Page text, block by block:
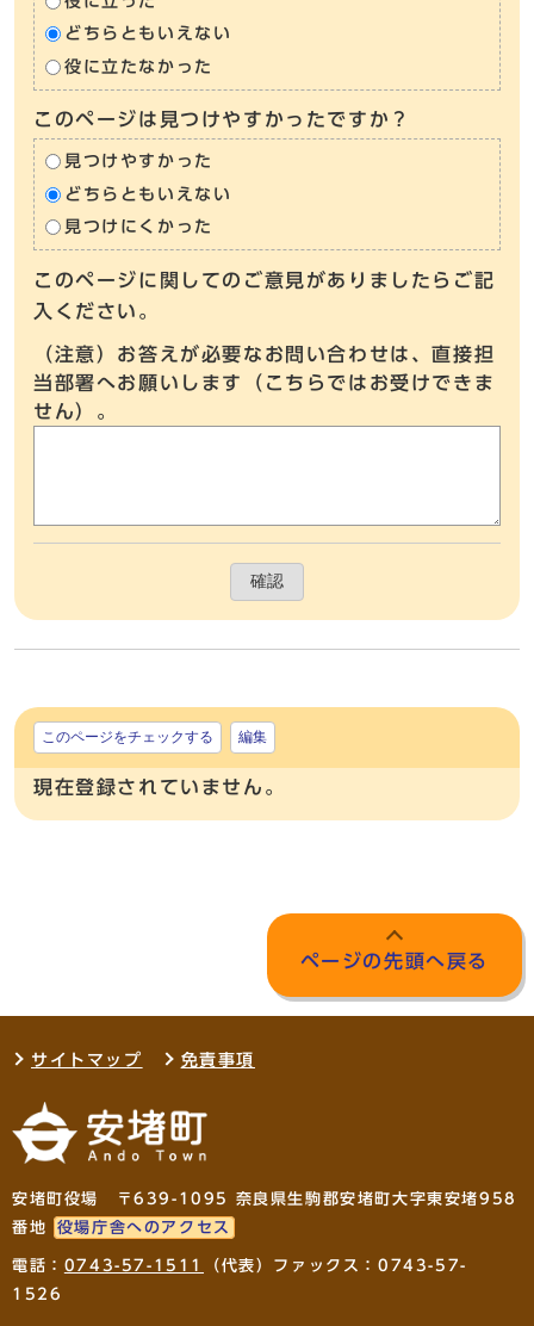
どちらともいえない
役に立たなかった
このページは見つけやすかったですか？
見つけやすかった
どちらともいえない
見つけにくかった
このページに関してのご意見がありましたらご記
入ください。
（注意）お答えが必要なお問い合わせは、直接担
当部署へお願いします（こちらではお受けできま
せん）。
確認
このページをチェックする 編集
現在登録されていません。
ページの先頭へ戻る
サイトマップ 免責事項
安堵町役場 〒639-1095 奈良県生駒郡安堵町大字東安堵958
番地
役場庁舎へのアクセス
電話： 0743-57-1511
（代表）ファックス：0743-57-
1526